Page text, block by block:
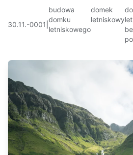
30.11.-0001
budowa
domku
letniskowego
domek
letniskowy